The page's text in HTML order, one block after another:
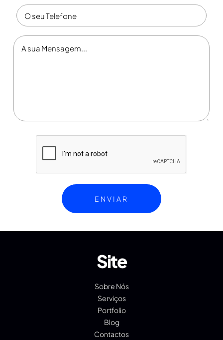
Site
Sobre Nós
Serviços
Portfolio
Blog
Contactos